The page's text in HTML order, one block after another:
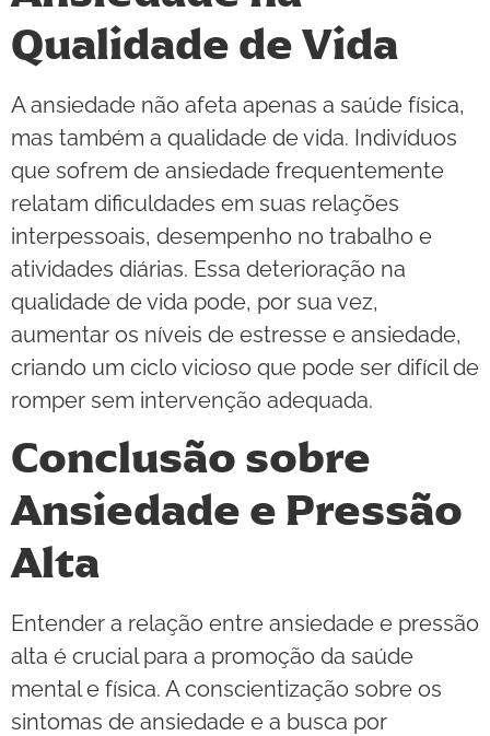
Qualidade de Vida
A ansiedade não afeta apenas a saúde física,
mas também a qualidade de vida. Indivíduos
que sofrem de ansiedade frequentemente
relatam dificuldades em suas relações
interpessoais, desempenho no trabalho e
atividades diárias. Essa deterioração na
qualidade de vida pode, por sua vez,
aumentar os níveis de estresse e ansiedade,
criando um ciclo vicioso que pode ser difícil de
romper sem intervenção adequada.
Conclusão sobre
Ansiedade e Pressão
Alta
Entender a relação entre ansiedade e pressão
alta é crucial para a promoção da saúde
mental e física. A conscientização sobre os
sintomas de ansiedade e a busca por